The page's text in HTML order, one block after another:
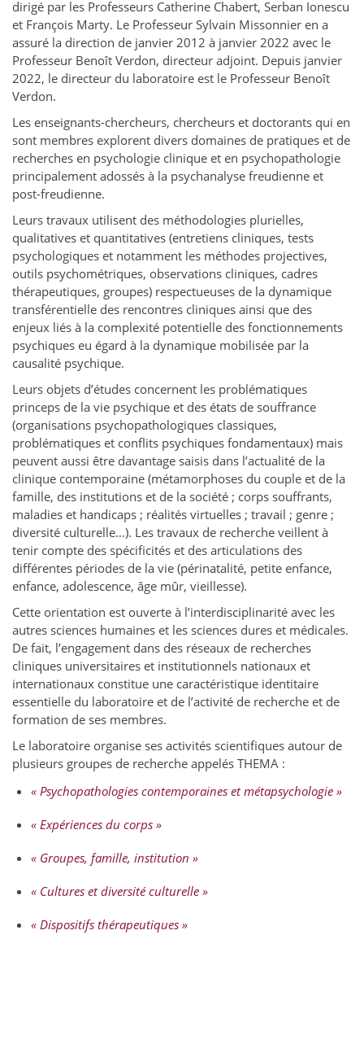
dirigé par les Professeurs Catherine Chabert, Serban Ionescu
et François Marty. Le Professeur Sylvain Missonnier en a
assuré la direction de janvier 2012 à janvier 2022 avec le
Professeur Benoît Verdon, directeur adjoint. Depuis janvier
2022, le directeur du laboratoire est le Professeur Benoît
Verdon.
Les enseignants-chercheurs, chercheurs et doctorants qui en
sont membres explorent divers domaines de pratiques et de
recherches en psychologie clinique et en psychopathologie
principalement adossés à la psychanalyse freudienne et
post-freudienne.
Leurs travaux utilisent des méthodologies plurielles,
qualitatives et quantitatives (entretiens cliniques, tests
psychologiques et notamment les méthodes projectives,
outils psychométriques, observations cliniques, cadres
thérapeutiques, groupes) respectueuses de la dynamique
transférentielle des rencontres cliniques ainsi que des
enjeux liés à la complexité potentielle des fonctionnements
psychiques eu égard à la dynamique mobilisée par la
causalité psychique.
Leurs objets d’études concernent les problématiques
princeps de la vie psychique et des états de souffrance
(organisations psychopathologiques classiques,
problématiques et conflits psychiques fondamentaux) mais
peuvent aussi être davantage saisis dans l’actualité de la
clinique contemporaine (métamorphoses du couple et de la
famille, des institutions et de la société ; corps souffrants,
maladies et handicaps ; réalités virtuelles ; travail ; genre ;
diversité culturelle…). Les travaux de recherche veillent à
tenir compte des spécificités et des articulations des
différentes périodes de la vie (périnatalité, petite enfance,
enfance, adolescence, âge mûr, vieillesse).
Cette orientation est ouverte à l’interdisciplinarité avec les
autres sciences humaines et les sciences dures et médicales.
De fait, l’engagement dans des réseaux de recherches
cliniques universitaires et institutionnels nationaux et
internationaux constitue une caractéristique identitaire
essentielle du laboratoire et de l’activité de recherche et de
formation de ses membres.
Le laboratoire organise ses activités scientifiques autour de
plusieurs groupes de recherche appelés THEMA :
« Psychopathologies contemporaines et métapsychologie »
« Expériences du corps »
« Groupes, famille, institution »
« Cultures et diversité culturelle »
« Dispositifs thérapeutiques »